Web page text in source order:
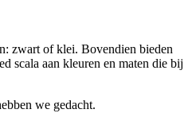
zwart of klei. Bovendien bieden
scala aan kleuren en maten die bij
we gedacht.